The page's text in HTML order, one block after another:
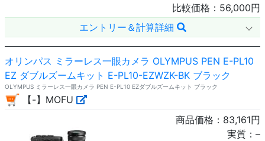
比較価格： 56,000円
エントリー＆計算詳細
オリンパス ミラーレス一眼カメラ OLYMPUS PEN E-PL10
EZ ダブルズームキット E-PL10-EZWZK-BK ブラック
OLYMPUS ミラーレス一眼カメラ PEN E-PL10 EZダブルズームキット ブラック
【-】MOFU
商品価格： 83,161円
実質： –